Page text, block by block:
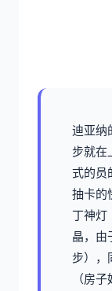
迪亚纳
步就在
式的员
抽卡的
丁神灯
晶，由
步），
（房